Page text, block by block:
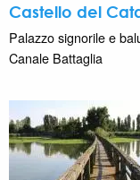
Castello del
Palazzo signorile e
Canale Battaglia